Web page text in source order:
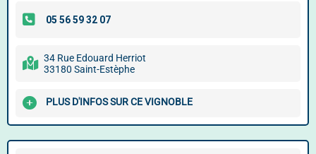
34 Rue Edouard Herriot
33180 Saint-Estèphe
PLUS D'INFOS SUR CE VIGNOBLE